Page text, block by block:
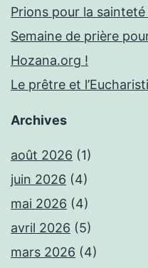
Prions pour la
Semaine de prière
Hozana.org !
Le prêtre et
Archives
août 2026 (1)
juin 2026 (4)
mai 2026 (4)
avril 2026 (5)
mars 2026 (4)